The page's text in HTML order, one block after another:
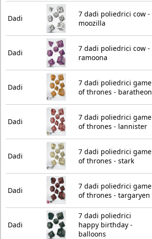
Dadi
7 dadi poliedrici cow -
moozilla
Dadi
7 dadi poliedrici cow -
ramoona
Dadi
7 dadi poliedrici game
of thrones - baratheon
Dadi
7 dadi poliedrici game
of thrones - lannister
Dadi
7 dadi poliedrici game
of thrones - stark
Dadi
7 dadi poliedrici game
of thrones - targaryen
Dadi
7 dadi poliedrici
happy birthday -
balloons